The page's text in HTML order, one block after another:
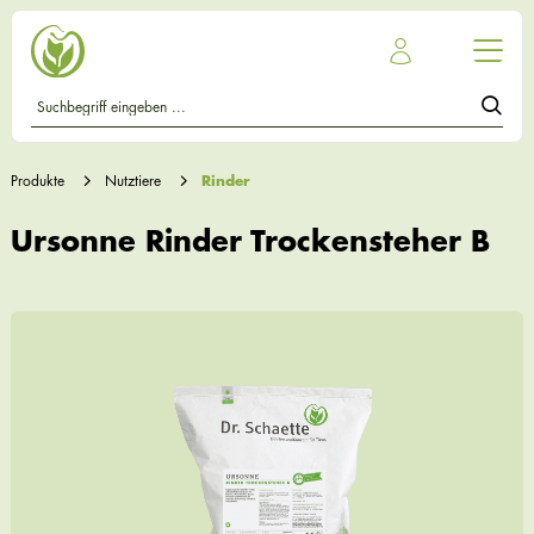
Produkte Nutztiere Rinder
Ursonne Rinder Trockensteher B